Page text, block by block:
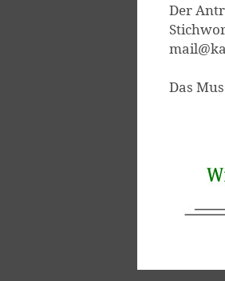
Der
Das